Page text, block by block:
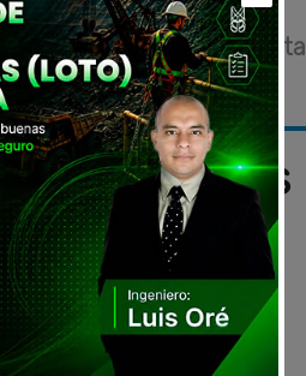
Eventos Entrevista
innovadoras
XV